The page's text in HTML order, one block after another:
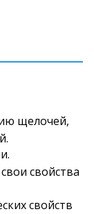
щелочей,
свойства
свойств